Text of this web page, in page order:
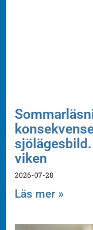
viken
2026-07-28
Läs mer »